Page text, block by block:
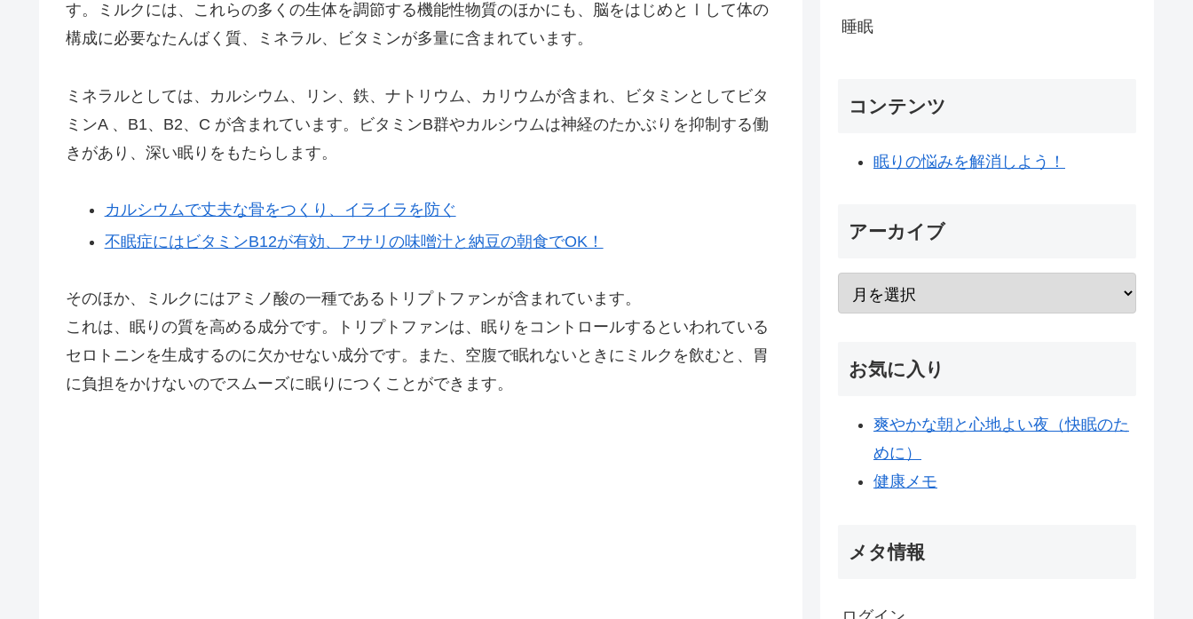
す。ミルクには、これらの多くの生体を調節する機能性物質のほかにも、脳をはじめとⅠして体の
構成に必要なたんばく質、ミネラル、ビタミンが多量に含まれています。
ミネラルとしては、カルシウム、リン、鉄、ナトリウム、カリウムが含まれ、ビタミンとしてビタ
ミンA 、B1、B2、C が含まれています。ビタミンB群やカルシウムは神経のたかぶりを抑制する働
きがあり、深い眠りをもたらします。
カルシウムで丈夫な骨をつくり、イライラを防ぐ
不眠症にはビタミンB12が有効、アサリの味噌汁と納豆の朝食でOK！
そのほか、ミルクにはアミノ酸の一種であるトリプトファンが含まれています。
これは、眠りの質を高める成分です。トリプトファンは、眠りをコントロールするといわれている
セロトニンを生成するのに欠かせない成分です。また、空腹で眠れないときにミルクを飲むと、胃
に負担をかけないのでスムーズに眠りにつくことができます。
睡眠
コンテンツ
眠りの悩みを解消しよう！
アーカイブ
お気に入り
爽やかな朝と心地よい夜（快眠のた
めに）
健康メモ
メタ情報